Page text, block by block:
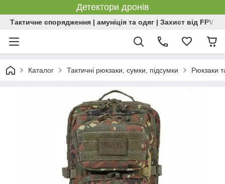
Детектори дронів
Тактичне спорядження | амуніція та одяг | Захист від FPV |
Каталог Тактичні рюкзаки, сумки, підсумки Рюкзаки